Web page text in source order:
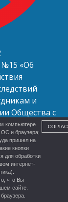
№15 «Об
и
Общества с
компьютере
ОС и браузера;
пришел на
кнопки
для обработки
интернет-
что Вы
сайте.